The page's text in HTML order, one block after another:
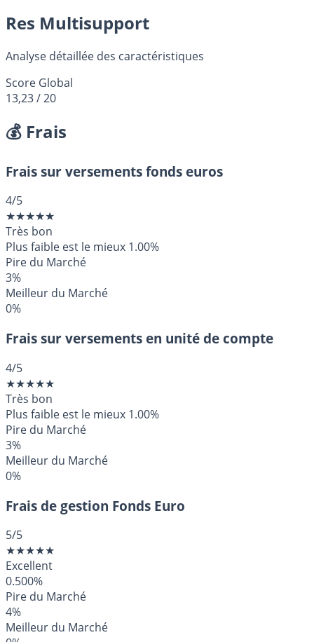
Res Multisupport
Analyse détaillée des caractéristiques
Score Global
13,23/ 20
💰 Frais
Frais sur versements fonds euros
4/5
★★★★★
Très bon
Plus faible est le mieux 1.00%
Pire du Marché
3%
Meilleur du Marché
0%
Frais sur versements en unité de compte
4/5
★★★★★
Très bon
Plus faible est le mieux 1.00%
Pire du Marché
3%
Meilleur du Marché
0%
Frais de gestion Fonds Euro
5/5
★★★★★
Excellent
0.500%
Pire du Marché
4%
Meilleur du Marché